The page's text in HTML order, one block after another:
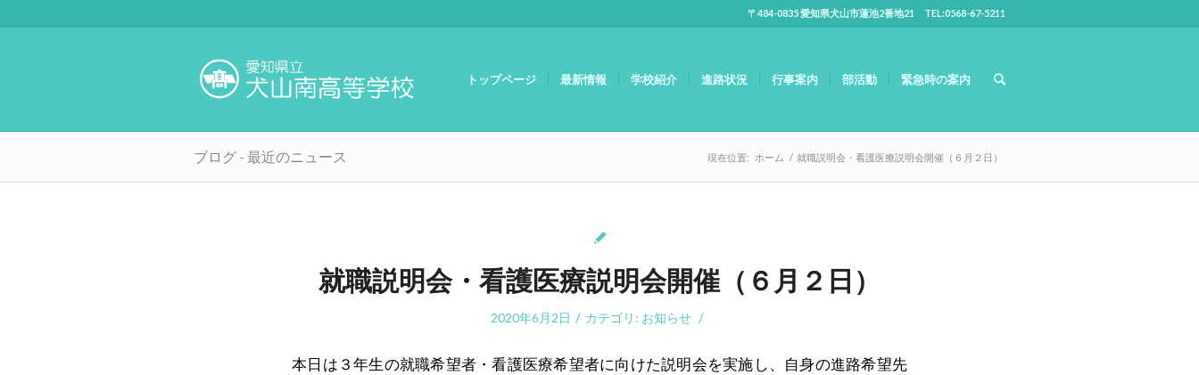
〒484-0835 愛知県犬山市蓮池2番地21 TEL:0568-67-5211
トップページ 最新情報 学校紹介 進路状況 行事案内 部活動 緊急時の案内
ブログ - 最近のニュース 現在位置: ホーム / 就職説明会・看護医療説明会開催（６月２日）
就職説明会・看護医療説明会開催（６月２日）
2020年6月2日 / カテゴリ: お知らせ /
本日は３年生の就職希望者・看護医療希望者に向けた説明会を実施し、自身の進路希望先